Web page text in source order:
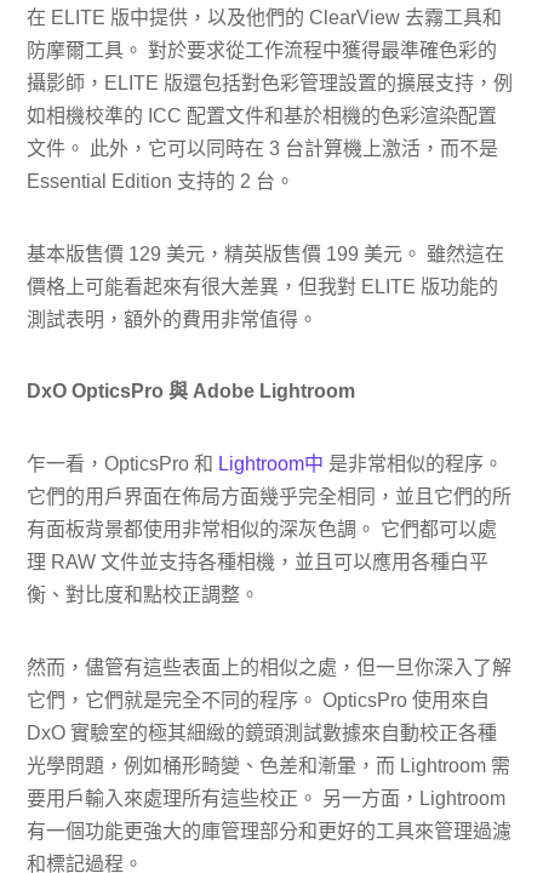
在 ELITE 版中提供，以及他們的 ClearView 去霧工具和
防摩爾工具。 對於要求從工作流程中獲得最準確色彩的
攝影師，ELITE 版還包括對色彩管理設置的擴展支持，例
如相機校準的 ICC 配置文件和基於相機的色彩渲染配置
文件。 此外，它可以同時在 3 台計算機上激活，而不是
Essential Edition 支持的 2 台。
基本版售價 129 美元，精英版售價 199 美元。 雖然這在
價格上可能看起來有很大差異，但我對 ELITE 版功能的
測試表明，額外的費用非常值得。
DxO OpticsPro 與 Adob​​e Lightroom
乍一看，OpticsPro 和 Lightroom中 是非常相似的程序。
它們的用戶界面在佈局方面幾乎完全相同，並且它們的所
有面板背景都使用非常相似的深灰色調。 它們都可以處
理 RAW 文件並支持各種相機，並且可以應用各種白平
衡、對比度和點校正調整。
然而，儘管有這些表面上的相似之處，但一旦你深入了解
它們，它們就是完全不同的程序。 OpticsPro 使用來自
DxO 實驗室的極其細緻的鏡頭測試數據來自動校正各種
光學問題，例如桶形畸變、色差和漸暈，而 Lightroom 需
要用戶輸入來處理所有這些校正。 另一方面，Lightroom
有一個功能更強大的庫管理部分和更好的工具來管理過濾
和標記過程。